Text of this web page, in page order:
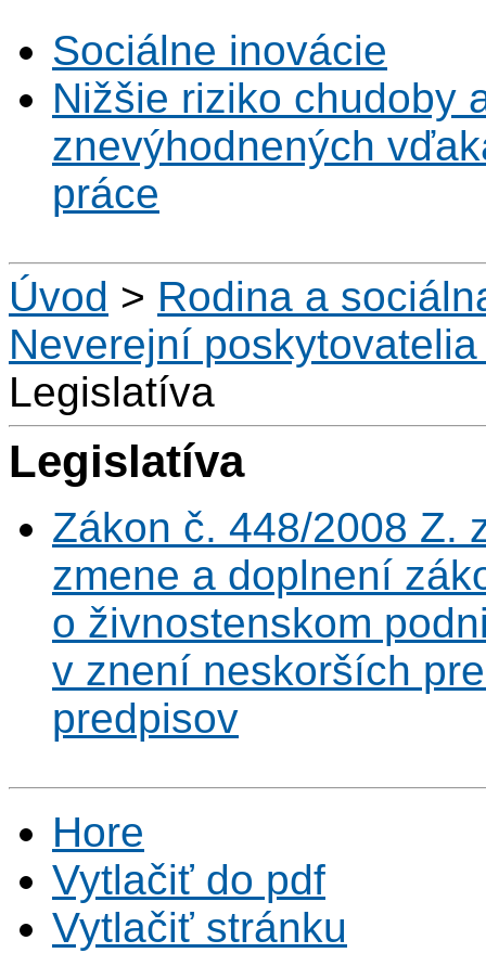
Sociálne inovácie
Nižšie riziko chudoby
znevýhodnených
práce
Úvod > Rodina a
Neverejní
Legislatíva
Legislatíva
Zákon č. 448/2008 Z.
zmene a doplnení
o živnostenskom
v znení neskorších
predpisov
Hore
Vytlačiť do pdf
Vytlačiť stránku